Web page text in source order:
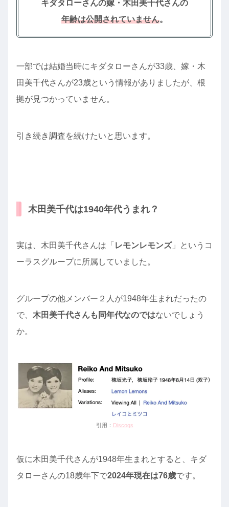
キダタローさんの嫁・木田美千代さんの
年齢は公開されていません。
一部では結婚当時にキダタローさんが33歳、嫁・木
田美千代さんが23歳という情報がありましたが、根
拠が見つかっていません。
引き続き調査を続けたいと思います。
木田美千代は1940年代うまれ？
実は、木田美千代さんは「 レモンレモンズ」というコ
ーラスグループに所属していました。
グループの他メンバー２人が1948年生まれだったの
で、 木田美千代さんも同年代なのではないでしょう
か。
引用： Discogs
仮に木田美千代さんが1948年生まれとすると、キダ
タローさんの18歳年下で2024年現在は76歳です。